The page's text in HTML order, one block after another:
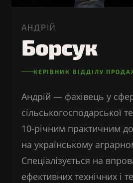
АНДРІЙ
Борсук
КЕРІВНИК ВІДДІЛУ
Андрій — фахівець у
сільськогосподарської
10-річним практичним
на українському
Спеціалізується на
ефективних технічних і